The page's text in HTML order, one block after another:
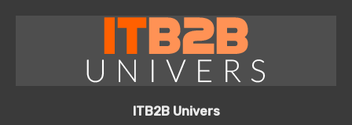
ITB2B Univers